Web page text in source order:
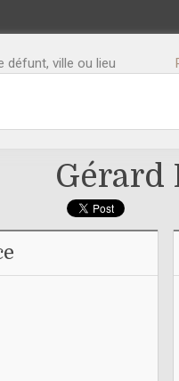
défunt, ville ou lieu
Gérard